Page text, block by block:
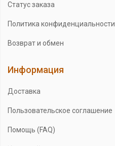
Статус заказа
Политика конфиденциальности
Возврат и обмен
Информация
Доставка
Пользовательское соглашение
Помощь (FAQ)